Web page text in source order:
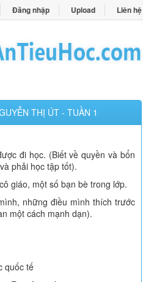
Đăng nhập Upload Liên hệ
THỊ ÚT - TUẦN 1
đi học. (Biết về quyền và bổn
phải học tập tốt).
giáo, một số bạn bè trong lớp.
những điều mình thích trước
một cách mạnh dạn).
quốc tế